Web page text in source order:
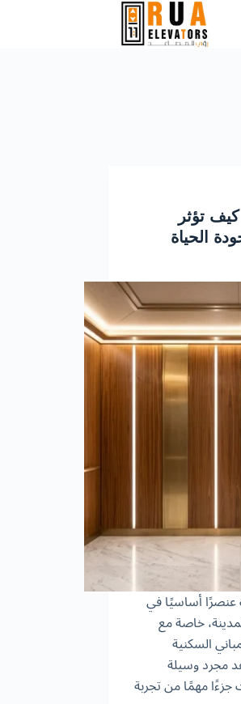
تؤثر
الحياة
أساسيًا في
خاصة مع
السكنية
مجرد وسيلة
مهمًا من تجربة